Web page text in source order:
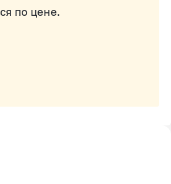
по цене.